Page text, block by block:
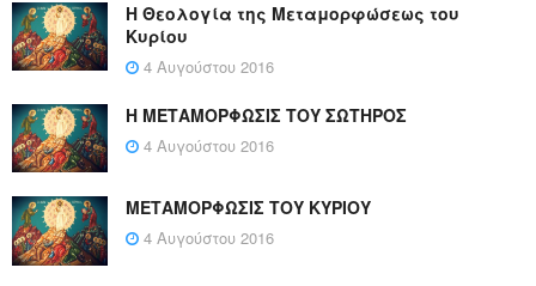
Η Θεολογία της Μεταμορφώσεως του
Κυρίου
4 Αυγούστου 2016
Η ΜΕΤΑΜΟΡΦΩΣΙΣ ΤΟΥ ΣΩΤΗΡΟΣ
4 Αυγούστου 2016
ΜΕΤΑΜΟΡΦΩΣΙΣ ΤΟΥ ΚΥΡΙΟΥ
4 Αυγούστου 2016